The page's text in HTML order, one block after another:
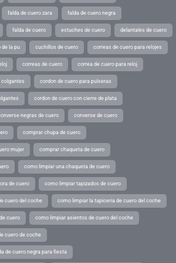
falda de cuero zara falda de cuero negra
falda de cuero estuches de cuero delantales de cuero
de la pu cuchillos de cuero correas de cuero para relojes
correas de cuero correa de cuero para reloj
colgantes cordon de cuero para pulseras
cordon de cuero con cierre de plata
negras de cuero converse de cuero
comprar chupa de cuero
mujer comprar chaqueta de cuero
como limpiar una chaqueta de cuero
de cuero como limpiar tapizados de cuero
cuero del coche como limpiar la tapiceria de cuero del coche
cuero como limpiar asientos de cuero del coche
cuero de coche
de cuero negra para fiesta